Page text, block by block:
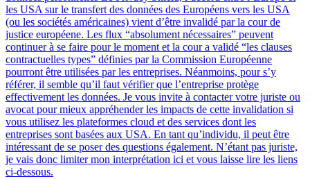
les USA sur le transfert des données des Européens vers les USA
(ou les sociétés américaines) vient d’être invalidé par la cour de
justice européene. Les flux “absolument nécessaires” peuvent
continuer à se faire pour le moment et la cour a validé “les clauses
contractuelles types” définies par la Commission Européenne
pourront être utilisées par les entreprises. Néanmoins, pour s’y
référer, il semble qu’il faut vérifier que l’entreprise protège
effectivement les données. Je vous invite à contacter votre juriste ou
avocat pour mieux appréhender les impacts de cette invalidation si
vous utilisez les plateformes cloud et des services dont les
entreprises sont basées aux USA. En tant qu’individu, il peut être
intéressant de se poser des questions également. N’étant pas juriste,
je vais donc limiter mon interprétation ici et vous laisse lire les liens
ci-dessous.